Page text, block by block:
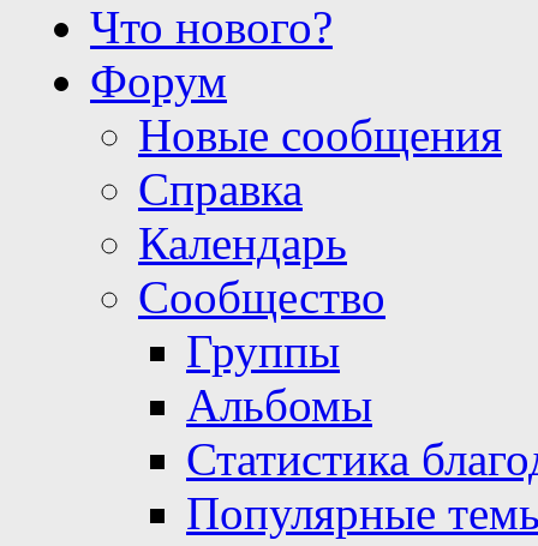
Что нового?
Форум
Новые сообщения
Справка
Календарь
Сообщество
Группы
Альбомы
Статистика
Популярные